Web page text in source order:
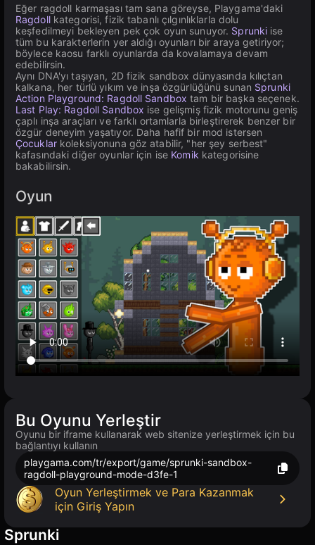
Eğer ragdoll karmaşası tam sana göreyse, Playgama'daki
Ragdollkategorisi, fizik tabanlı çılgınlıklarla dolu
keşfedilmeyi bekleyen pek çok oyun sunuyor. Sprunki ise
tüm bu karakterlerin yer aldığı oyunları bir araya getiriyor;
böylece kaosu farklı oyunlarda da kovalamaya devam
edebilirsin.
Aynı DNA'yı taşıyan, 2D fizik sandbox dünyasında kılıçtan
kalkana, her türlü yıkım ve inşa özgürlüğünü sunan Sprunki
Action Playground: Ragdoll Sandbox tam bir başka seçenek.
Last Play: Ragdoll Sandbox ise gelişmiş fizik motorunu geniş
çaplı inşa araçları ve farklı ortamlarla birleştirerek benzer bir
özgür deneyim yaşatıyor. Daha hafif bir mod istersen
Çocuklarkoleksiyonuna göz atabilir, "her şey serbest"
kafasındaki diğer oyunlar için ise Komik kategorisine
bakabilirsin.
Oyun
Bu Oyunu Yerleştir
Oyunu bir iframe kullanarak web sitenize yerleştirmek için bu
bağlantıyı kullanın
playgama.com/tr/export/game/sprunki-sandbox-
ragdoll-playground-mode-d3fe-1
Oyun Yerleştirmek ve Para Kazanmak
için Giriş Yapın
Sprunki